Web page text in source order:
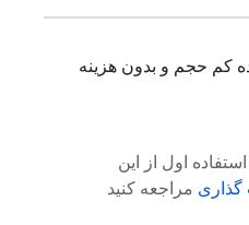
کم حجم و بدون هزینه
بدون هزینه برای 1000 استفاده اول از این
مراجعه کنید